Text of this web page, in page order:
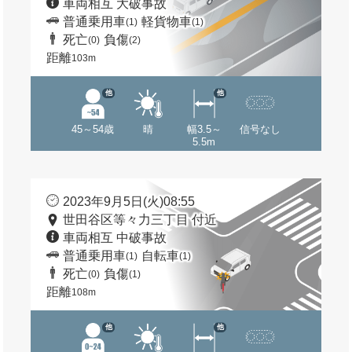
車両相互 大破事故
普通乗用車(1) 軽貨物車(1)
死亡(0) 負傷(2)
距離103m
45～54歳
他
晴
幅3.5～
5.5m
他
信号なし
2023年9月5日(火)08:55
世田谷区等々力三丁目 付近
車両相互 中破事故
普通乗用車(1) 自転車(1)
死亡(0) 負傷(1)
距離108m
他 他